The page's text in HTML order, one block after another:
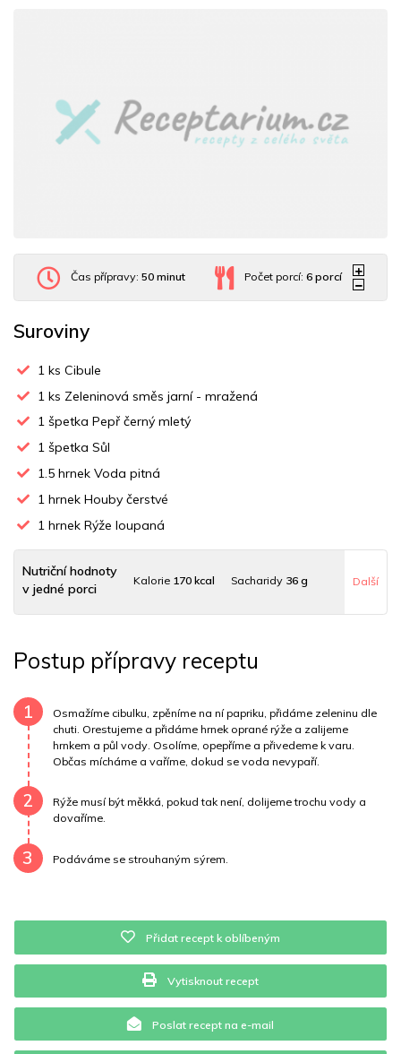
Čas přípravy: 50 minut Počet porcí:6 porcí
Suroviny
1 ks Cibule
1 ks Zeleninová směs jarní - mražená
1 špetka Pepř černý mletý
1 špetka Sůl
1.5 hrnek Voda pitná
1 hrnek Houby čerstvé
1 hrnek Rýže loupaná
Nutriční hodnoty
v jedné porci
Kalorie 170 kcal Sacharidy 36 g
Uhlovodany 28 g Cholesterol0 mg
Draslík 111.7 mg Vláknina11410.9 mg
Vitamín A11410.9 mg Vitamín B6 0.1 mg
Vitamín E0 mg
Další
Postup přípravy receptu
1
Osmažíme cibulku, zpěníme na ní papriku, přidáme zeleninu dle
chuti. Orestujeme a přidáme hrnek oprané rýže a zalijeme
hrnkem a půl vody. Osolíme, opepříme a přivedeme k varu.
Občas mícháme a vaříme, dokud se voda nevypaří.
2
Rýže musí být měkká, pokud tak není, dolijeme trochu vody a
dovaříme.
3 Podáváme se strouhaným sýrem.
Přidat recept k oblíbeným
Vytisknout recept
Poslat recept na e-mail